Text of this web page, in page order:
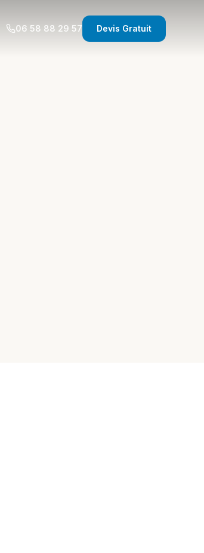
06 58 88 29 57 Devis Gratuit